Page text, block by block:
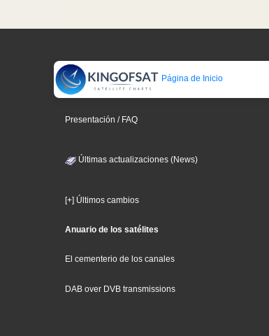
Página de Inicio
Presentación / FAQ
Últimas actualizaciones (News)
[+] Últimos cambios
Anuario de los satélites
El cementerio de los canales
DAB over DVB transmissions